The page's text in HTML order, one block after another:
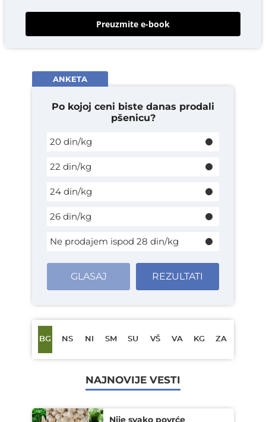
Preuzmite e-book
ANKETA
Po kojoj ceni biste danas prodali
pšenicu?
20 din/kg
22 din/kg
24 din/kg
26 din/kg
Ne prodajem ispod 28 din/kg
GLASAJ REZULTATI
BG NS NI SM SU VŠ VA KG ZA
NAJNOVIJE VESTI
Nije svako povrće